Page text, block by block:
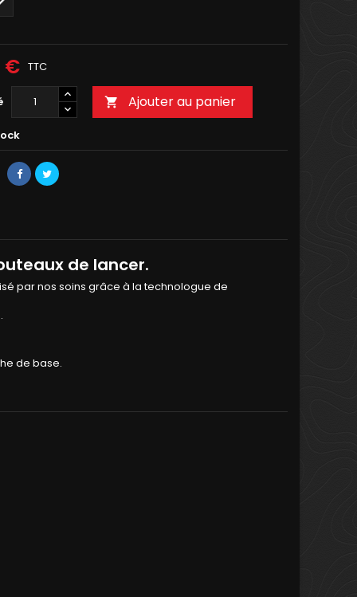
€ TTC
 Ajouter au panier
de lancer.
par nos soins grâce à la technologue de
de base.